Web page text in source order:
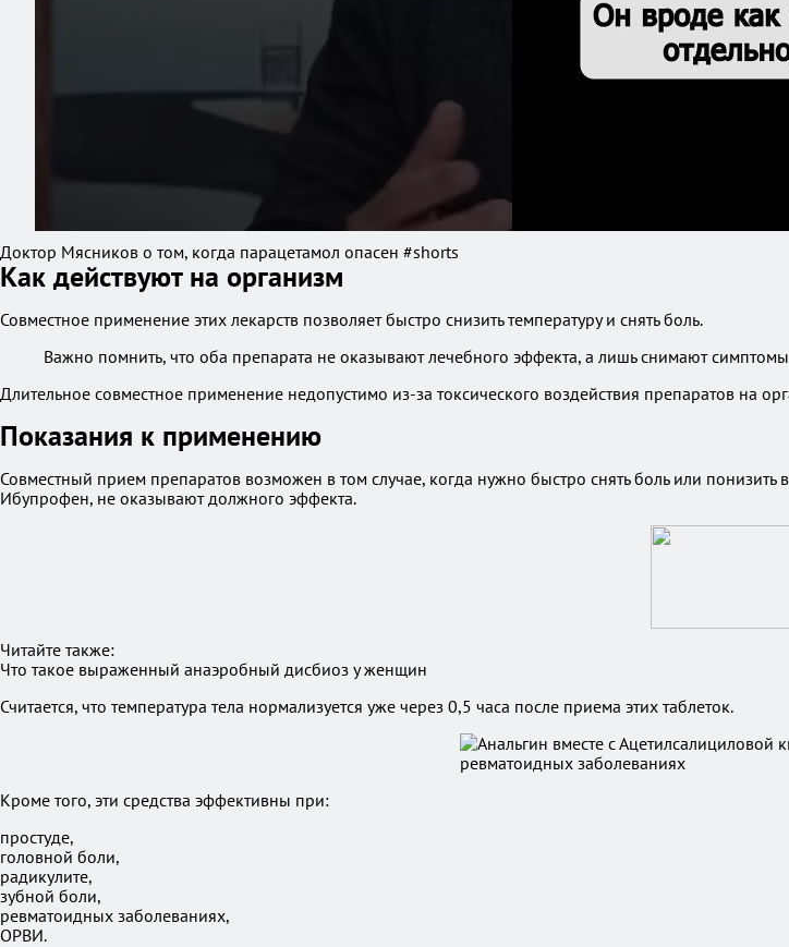
Доктор Мясников о том, когда парацетамол опасен #shorts
Как действуют на организм
Совместное применение этих лекарств позволяет быстро снизить температуру и снять боль.
Важно помнить, что оба препарата не оказывают лечебного эффекта, а лишь снимают
Длительное совместное применение недопустимо из-за токсического воздействия препаратов на
Показания к применению
Совместный прием препаратов возможен в том случае, когда нужно быстро снять боль или
Ибупрофен, не оказывают должного эффекта.
Читайте также:
Что такое выраженный анаэробный дисбиоз у женщин
Считается, что температура тела нормализуется уже через 0,5 часа после приема этих таблеток.
Кроме того, эти средства эффективны при:
простуде,
головной боли,
радикулите,
зубной боли,
ревматоидных заболеваниях,
ОРВИ.